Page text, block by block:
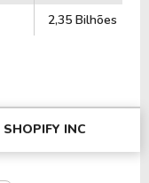
2,35 Bilhões
SHOPIFY INC